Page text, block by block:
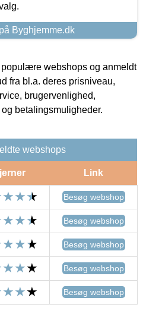
Byghjemme.dk
webshops og anmeldt
fra bl.a. deres prisniveau,
brugervenlighed,
betalingsmuligheder.
webshops
Link
Besøg webshop
Besøg webshop
Besøg webshop
Besøg webshop
Besøg webshop